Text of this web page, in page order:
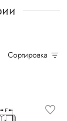
Сортировка